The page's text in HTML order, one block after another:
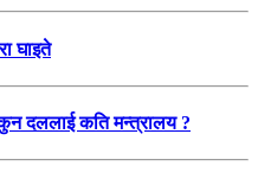
घाइते
दललाई कति मन्त्रालय ?